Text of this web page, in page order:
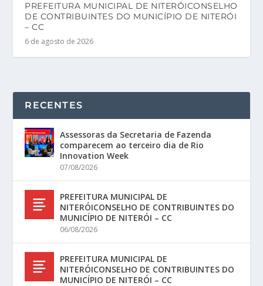
PREFEITURA MUNICIPAL DE NITERÓICONSELHO
DE CONTRIBUINTES DO MUNICÍPIO DE NITERÓI
– CC
6 de agosto de 2026
RECENTES
Assessoras da Secretaria de Fazenda
comparecem ao terceiro dia de Rio
Innovation Week
07/08/2026
PREFEITURA MUNICIPAL DE
NITERÓICONSELHO DE CONTRIBUINTES DO
MUNICÍPIO DE NITERÓI – CC
06/08/2026
PREFEITURA MUNICIPAL DE
NITERÓICONSELHO DE CONTRIBUINTES DO
MUNICÍPIO DE NITERÓI – CC